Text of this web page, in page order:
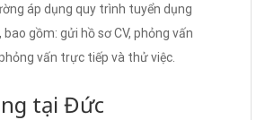
áp dụng quy trình tuyển dụng
gồm: gửi hồ sơ CV, phỏng vấn
vấn trực tiếp và thử việc.
tại Đức